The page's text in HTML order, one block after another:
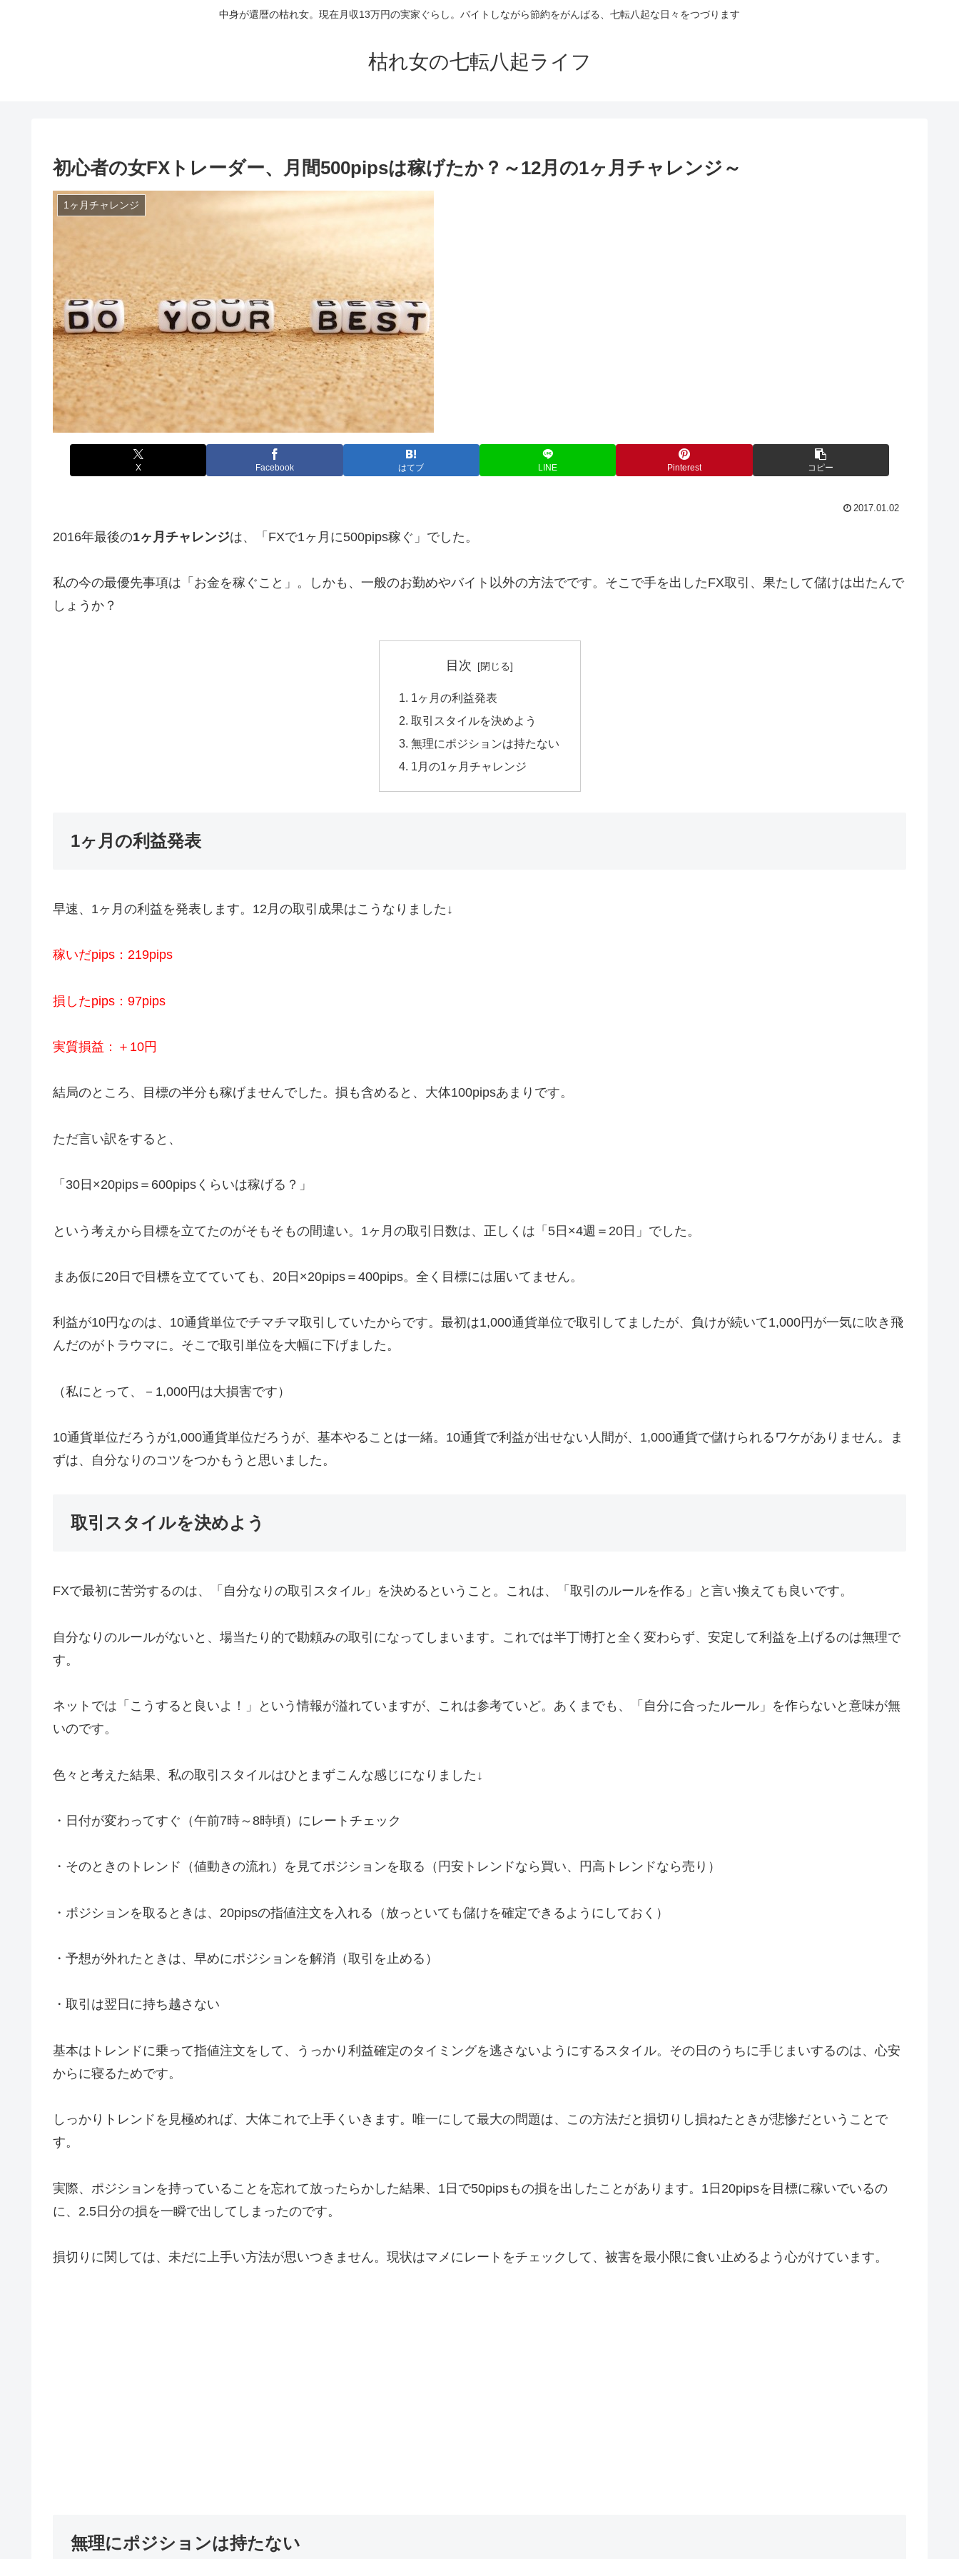
中身が還暦の枯れ女。現在月収13万円の実家ぐらし。バイトしながら節約をがんばる、七転八起な日々をつづります
枯れ女の七転八起ライフ
初心者の女FXトレーダー、月間500pipsは稼げたか？～12月の1ヶ月チャレンジ～
1ヶ月チャレンジ
X Facebook はてブ LINE Pinterest コピー
2017.01.02
2016年最後の1ヶ月チャレンジは、「FXで1ヶ月に500pips稼ぐ」でした。
私の今の最優先事項は「お金を稼ぐこと」。しかも、一般のお勤めやバイト以外の方法でです。そこで手を出したFX取引、果たして儲けは出たんで
しょうか？
目次
1ヶ月の利益発表
取引スタイルを決めよう
無理にポジションは持たない
1月の1ヶ月チャレンジ
1ヶ月の利益発表
早速、1ヶ月の利益を発表します。12月の取引成果はこうなりました↓
稼いだpips：219pips
損したpips：97pips
実質損益：＋10円
結局のところ、目標の半分も稼げませんでした。損も含めると、大体100pipsあまりです。
ただ言い訳をすると、
「30日×20pips＝600pipsくらいは稼げる？」
という考えから目標を立てたのがそもそもの間違い。1ヶ月の取引日数は、正しくは「5日×4週＝20日」でした。
まあ仮に20日で目標を立てていても、20日×20pips＝400pips。全く目標には届いてません。
利益が10円なのは、10通貨単位でチマチマ取引していたからです。最初は1,000通貨単位で取引してましたが、負けが続いて1,000円が一気に吹き飛
んだのがトラウマに。そこで取引単位を大幅に下げました。
（私にとって、－1,000円は大損害です）
10通貨単位だろうが1,000通貨単位だろうが、基本やることは一緒。10通貨で利益が出せない人間が、1,000通貨で儲けられるワケがありません。ま
ずは、自分なりのコツをつかもうと思いました。
取引スタイルを決めよう
FXで最初に苦労するのは、「自分なりの取引スタイル」を決めるということ。これは、「取引のルールを作る」と言い換えても良いです。
自分なりのルールがないと、場当たり的で勘頼みの取引になってしまいます。これでは半丁博打と全く変わらず、安定して利益を上げるのは無理で
す。
ネットでは「こうすると良いよ！」という情報が溢れていますが、これは参考ていど。あくまでも、「自分に合ったルール」を作らないと意味が無
いのです。
色々と考えた結果、私の取引スタイルはひとまずこんな感じになりました↓
・日付が変わってすぐ（午前7時～8時頃）にレートチェック
・そのときのトレンド（値動きの流れ）を見てポジションを取る（円安トレンドなら買い、円高トレンドなら売り）
・ポジションを取るときは、20pipsの指値注文を入れる（放っといても儲けを確定できるようにしておく）
・予想が外れたときは、早めにポジションを解消（取引を止める）
・取引は翌日に持ち越さない
基本はトレンドに乗って指値注文をして、うっかり利益確定のタイミングを逃さないようにするスタイル。その日のうちに手じまいするのは、心安
からに寝るためです。
しっかりトレンドを見極めれば、大体これで上手くいきます。唯一にして最大の問題は、この方法だと損切りし損ねたときが悲惨だということで
す。
実際、ポジションを持っていることを忘れて放ったらかした結果、1日で50pipsもの損を出したことがあります。1日20pipsを目標に稼いでいるの
に、2.5日分の損を一瞬で出してしまったのです。
損切りに関しては、未だに上手い方法が思いつきません。現状はマメにレートをチェックして、被害を最小限に食い止めるよう心がけています。
無理にポジションは持たない